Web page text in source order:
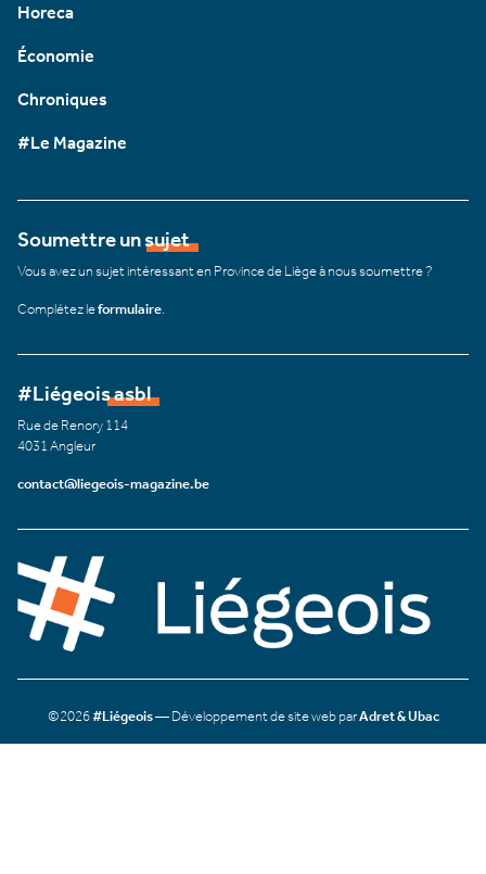
Horeca
Économie
Chroniques
#Le Magazine
Soumettre un sujet
Vous avez un sujet intéressant en Province de Liège à nous soumettre ?
Complétez leformulaire
#Liégeois asbl
Rue de Renory 114
4031 Angleur
contact@liegeois-magazine.be
©2026#Liégeois— Développement de site web parAdret & Ubac